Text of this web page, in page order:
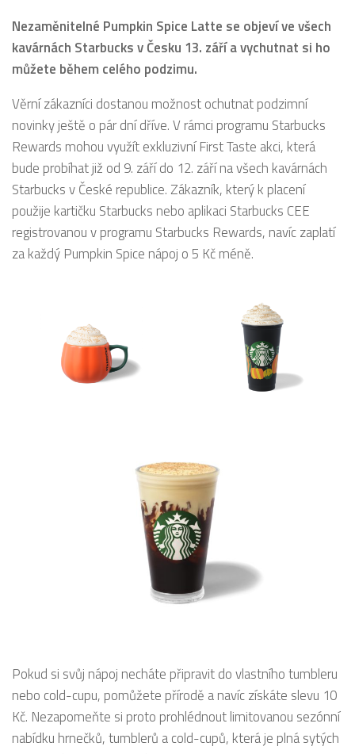
Nezaměnitelné Pumpkin Spice Latte se objeví ve všech
kavárnách Starbucks v Česku 13. září a vychutnat si ho
můžete během celého podzimu.
Věrní zákazníci dostanou možnost ochutnat podzimní
novinky ještě o pár dní dříve. V rámci programu Starbucks
Rewards mohou využít exkluzivní First Taste akci, která
bude probíhat již od 9. září do 12. září na všech kavárnách
Starbucks v České republice. Zákazník, který k placení
použije kartičku Starbucks nebo aplikaci Starbucks CEE
registrovanou v programu Starbucks Rewards, navíc zaplatí
za každý Pumpkin Spice nápoj o 5 Kč méně.
Pokud si svůj nápoj necháte připravit do vlastního tumbleru
nebo cold-cupu, pomůžete přírodě a navíc získáte slevu 10
Kč. Nezapomeňte si proto prohlédnout limitovanou sezónní
nabídku hrnečků, tumblerů a cold-cupů, která je plná sytých